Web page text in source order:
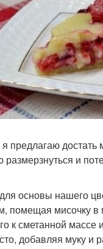
я предлагаю
и
основы нашего
помещая мисочку в
к сметанной
добавляя муку и